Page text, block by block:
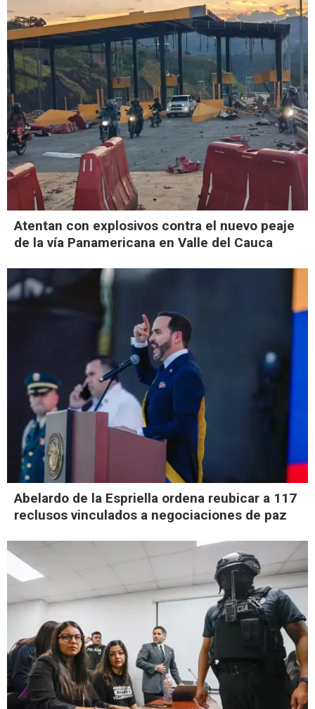
Atentan con explosivos contra el nuevo peaje
de la vía Panamericana en Valle del Cauca
Abelardo de la Espriella ordena reubicar a 117
reclusos vinculados a negociaciones de paz